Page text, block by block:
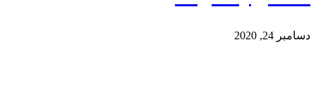
دسامبر 24, 2020